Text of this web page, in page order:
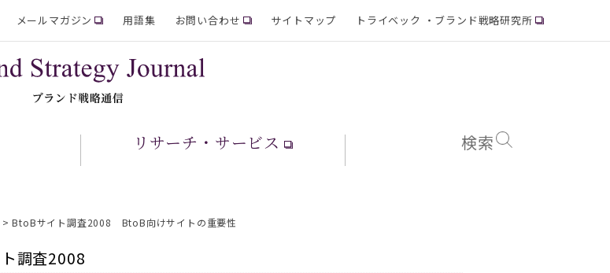
メールマガジン 用語集 お問い合わせ サイトマップ トライベック ・ブランド戦略研究所
リサーチ・サービス 検索
>BtoBサイト調査2008 BtoB向けサイトの重要性
調査2008